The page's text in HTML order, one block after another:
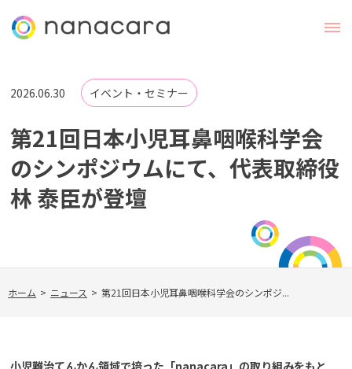
2026.06.30 イベント・セミナー
第21回日本小児耳鼻咽喉科学会
のシンポジウムにて、代表取締役
林 泰臣が登壇
ホーム > ニュース > 第21回日本小児耳鼻咽喉科学会のシンポジ...